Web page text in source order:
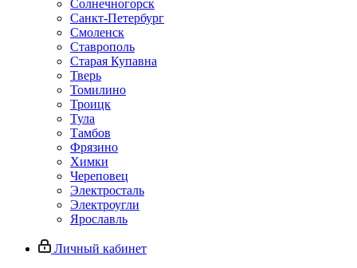
Солнечногорск
Санкт-Петербург
Смоленск
Ставрополь
Старая Купавна
Тверь
Томилино
Троицк
Тула
Тамбов
Фрязино
Химки
Череповец
Электросталь
Электроугли
Ярославль
Личный кабинет